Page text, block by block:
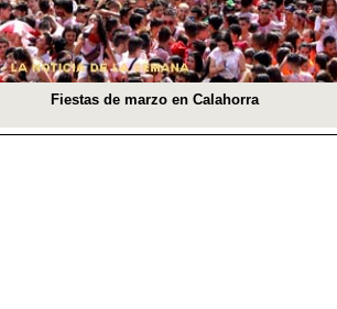
Fiestas de marzo en Calahorra